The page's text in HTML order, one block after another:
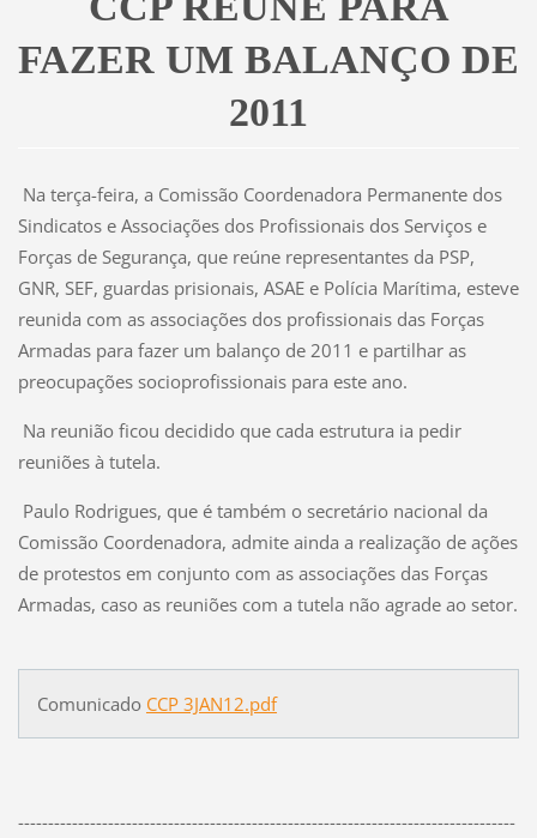
FAZER UM BALANÇO DE
2011
Na terça-feira, a Comissão Coordenadora Permanente dos
Sindicatos e Associações dos Profissionais dos Serviços e
Forças de Segurança, que reúne representantes da PSP,
GNR, SEF, guardas prisionais, ASAE e Polícia Marítima, esteve
reunida com as associações dos profissionais das Forças
Armadas para fazer um balanço de 2011 e partilhar as
preocupações socioprofissionais para este ano.
Na reunião ficou decidido que cada estrutura ia pedir
reuniões à tutela.
Paulo Rodrigues, que é também o secretário nacional da
Comissão Coordenadora, admite ainda a realização de ações
de protestos em conjunto com as associações das Forças
Armadas, caso as reuniões com a tutela não agrade ao setor.
Comunicado CCP 3JAN12.pdf
-----------------------------------------------------------------------------------